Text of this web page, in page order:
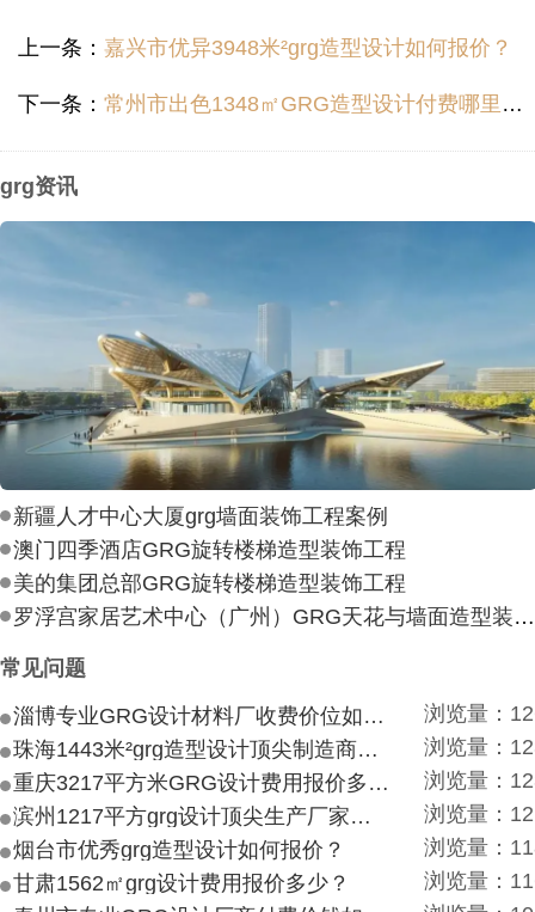
上一条： 嘉兴市优异3948米²grg造型设计如何报价？
下一条： 常州市出色1348㎡GRG造型设计付费哪里便宜？
grg资讯
新疆人才中心大厦grg墙面装饰工程案例
澳门四季酒店GRG旋转楼梯造型装饰工程
美的集团总部GRG旋转楼梯造型装饰工程
罗浮宫家居艺术中心（广州）GRG天花与墙面造型装饰工程
常见问题
淄博专业GRG设计材料厂收费价位如何？
浏览量：
珠海1443米²grg造型设计顶尖制造商付费付费多少？
浏览量：
重庆3217平方米GRG设计费用报价多少？
浏览量：
滨州1217平方grg设计顶尖生产厂家价目如何？
浏览量：
烟台市优秀grg造型设计如何报价？
浏览量：
甘肃1562㎡grg设计费用报价多少？
浏览量：